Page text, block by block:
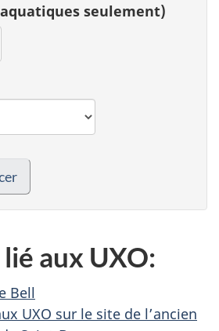
seulement)
aux UXO:
Bell
UXO sur le site de l’ancien